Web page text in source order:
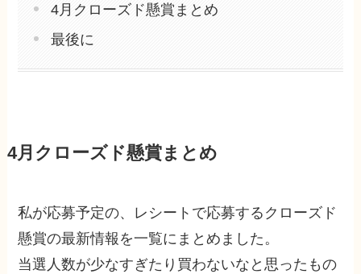
4月クローズド懸賞まとめ
最後に
4月クローズド懸賞まとめ
私が応募予定の、レシートで応募するクローズド
懸賞の最新情報を一覧にまとめました。
当選人数が少なすぎたり買わないなと思ったもの